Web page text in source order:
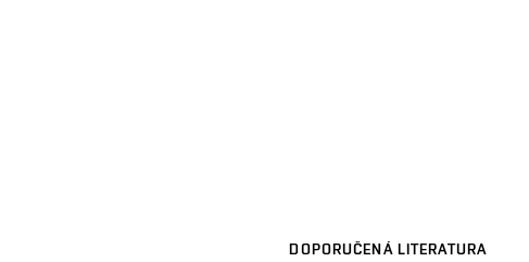
DOPORUČENÁ LITERATURA